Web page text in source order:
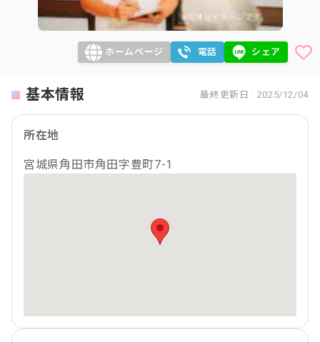
ホームページ 電話 シェア
基本情報 最終更新日 : 2025/12/04
所在地
宮城県角田市角田字豊町7-1